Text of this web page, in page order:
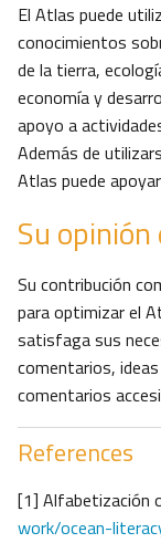
El Atlas puede
conocimientos
de la tierra,
economía y
apoyo a
Además de
Atlas puede
Su
Su contribución
para optimizar el
satisfaga sus
comentarios,
comentarios
References
[1] Alfabetización
work/ocean-